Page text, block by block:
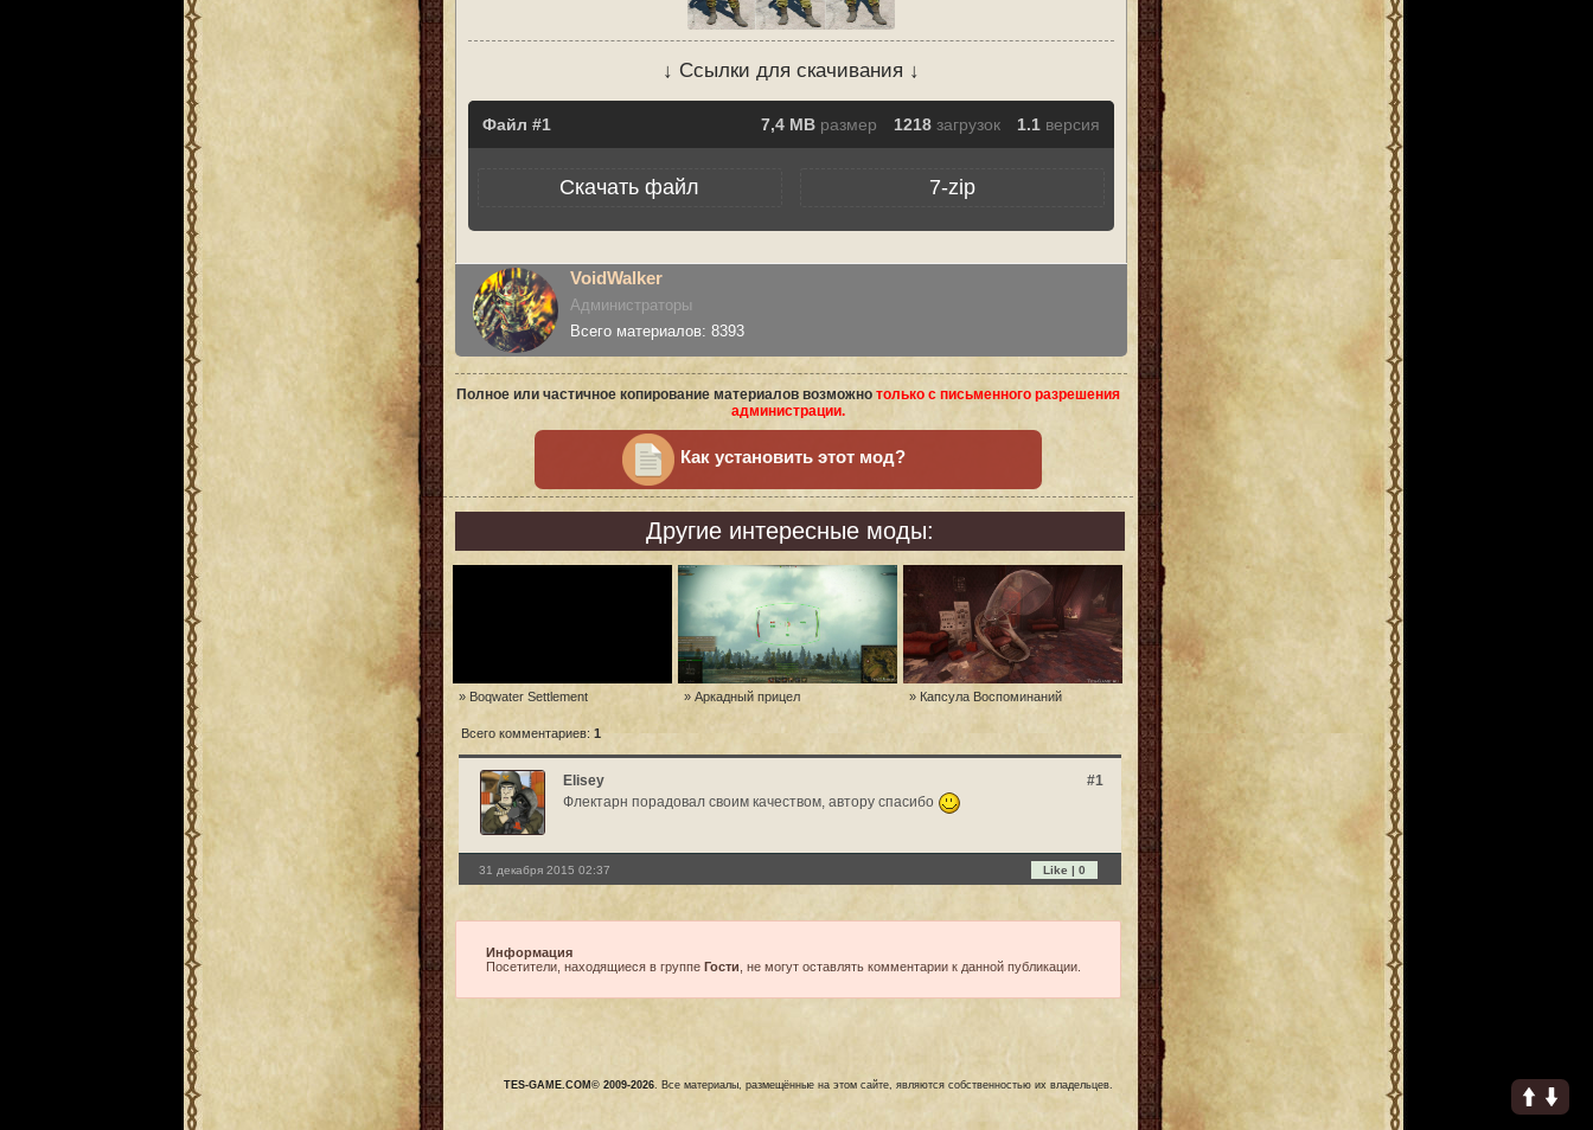
↓ Ссылки для скачивания ↓
Файл 7,4 MB размер 1218 загрузок 1.1 версия
Скачать файл 7-zip
VoidWalker
Администраторы
Всего материалов: 8393
Полное или частичное копирование материалов возможно только с письменного разрешения
администрации.
Как установить этот мод?
Другие интересные моды:
» Boqwater Settlement » Аркадный прицел » Капсула Воспоминаний
Всего комментариев: 1
Elisey
#1
Флектарн порадовал своим качеством, автору спасибо
31 декабря 2015 02:37 Like | 0
Информация
Посетители, находящиеся в группе Гости , не могут оставлять комментарии к данной публикации.
TES-GAME.COM© 2009-2026. Все материалы, размещённые на этом сайте, являются собственностью их владельцев.